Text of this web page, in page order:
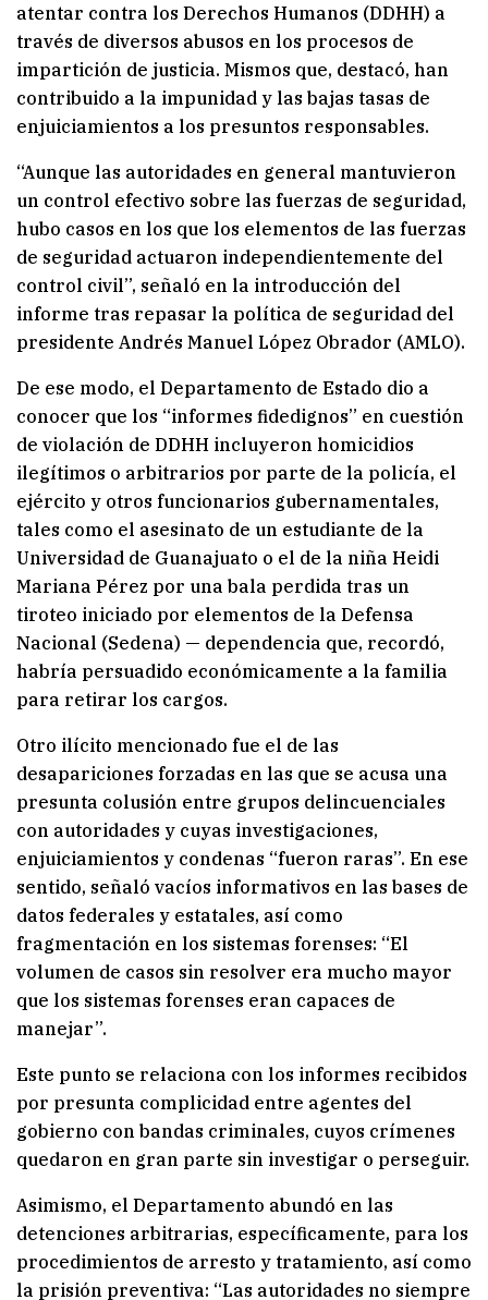
atentar contra los Derechos Humanos (DDHH) a
través de diversos abusos en los procesos de
impartición de justicia. Mismos que, destacó, han
contribuido a la impunidad y las bajas tasas de
enjuiciamientos a los presuntos responsables.
“Aunque las autoridades en general mantuvieron
un control efectivo sobre las fuerzas de seguridad,
hubo casos en los que los elementos de las fuerzas
de seguridad actuaron independientemente del
control civil”, señaló en la introducción del
informe tras repasar la política de seguridad del
presidente Andrés Manuel López Obrador (AMLO).
De ese modo, el Departamento de Estado dio a
conocer que los “informes fidedignos” en cuestión
de violación de DDHH incluyeron homicidios
ilegítimos o arbitrarios por parte de la policía, el
ejército y otros funcionarios gubernamentales,
tales como el asesinato de un estudiante de la
Universidad de Guanajuato o el de la niña Heidi
Mariana Pérez por una bala perdida tras un
tiroteo iniciado por elementos de la Defensa
Nacional (Sedena) — dependencia que, recordó,
habría persuadido económicamente a la familia
para retirar los cargos.
Otro ilícito mencionado fue el de las
desapariciones forzadas en las que se acusa una
presunta colusión entre grupos delincuenciales
con autoridades y cuyas investigaciones,
enjuiciamientos y condenas “fueron raras”. En ese
sentido, señaló vacíos informativos en las bases de
datos federales y estatales, así como
fragmentación en los sistemas forenses: “El
volumen de casos sin resolver era mucho mayor
que los sistemas forenses eran capaces de
manejar”.
Este punto se relaciona con los informes recibidos
por presunta complicidad entre agentes del
gobierno con bandas criminales, cuyos crímenes
quedaron en gran parte sin investigar o perseguir.
Asimismo, el Departamento abundó en las
detenciones arbitrarias, específicamente, para los
procedimientos de arresto y tratamiento, así como
la prisión preventiva: “Las autoridades no siempre